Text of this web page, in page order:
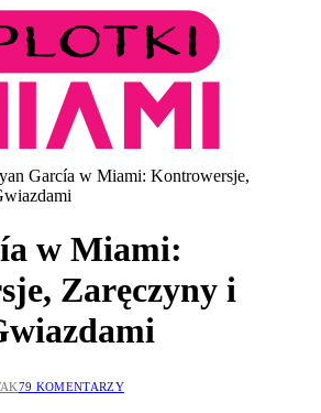
García w Miami: Kontrowersje,
w Miami:
Zaręczyny i
79 KOMENTARZY